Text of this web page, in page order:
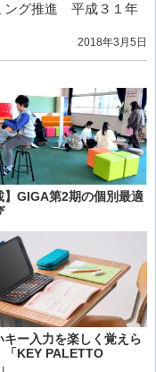
ング推進 平成３１年
2018年3月5日
】GIGA第2期の個別最適
キー入力を楽しく覚えら
「KEY PALETTO